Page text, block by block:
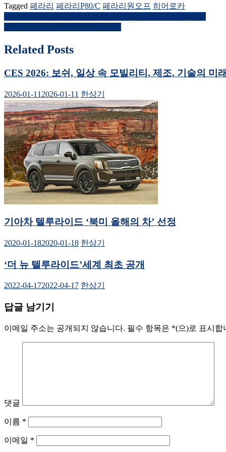
공
유
기
(새
서
열
에
공
하
려
릭
하
(새
창
서
열
림)
Tagged 페라리 페라리P80/C 페라리원오프 히어로카
글
내
비
게
션
Related Posts
CES 2026: 보쉬, 일상 속 모빌리티, 제조, 기술의 미
2026-01-11 2026-01-11 한상기
기아차 텔루라이드 ‘북미 올해의 차’ 선정
2020-01-182020-01-18 한상기
‘더 뉴 텔루라이드’세계 최초 공개
2022-04-172022-04-17 한상기
답글 남기기
이메일 주소는 공개되지 않습니다. 필수 항목은 *(으)로 표시합
댓글
이름 *
이메일 *